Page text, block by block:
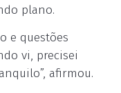
plano.
e questões
vi, precisei
afirmou.